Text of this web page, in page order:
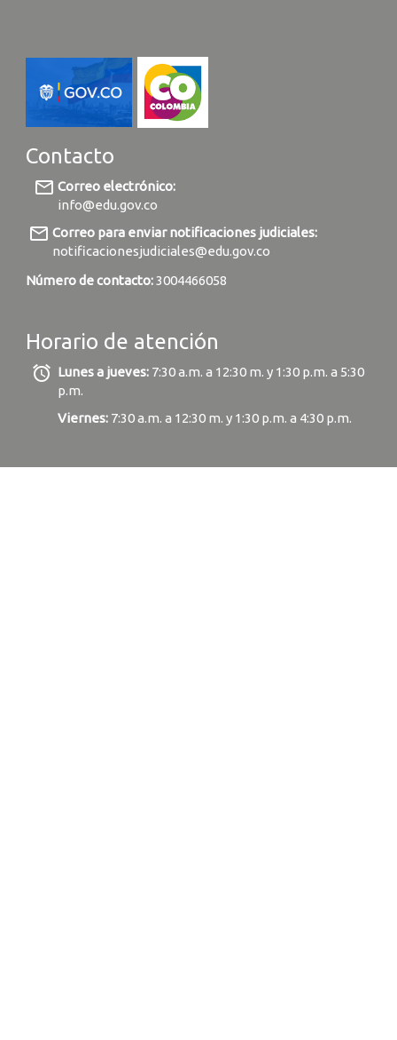
Contacto
mail_outline Correo electrónico:
info@edu.gov.co
mail_outline Correo para enviar notificaciones judiciales:
notificacionesjudiciales@edu.gov.co
Número de contacto:3004466058
Horario de atención
alarm Lunes a jueves: 7:30 a.m. a 12:30 m. y 1:30 p.m. a 5:30
p.m.
Viernes:7:30 a.m. a 12:30 m. y 1:30 p.m. a 4:30 p.m.